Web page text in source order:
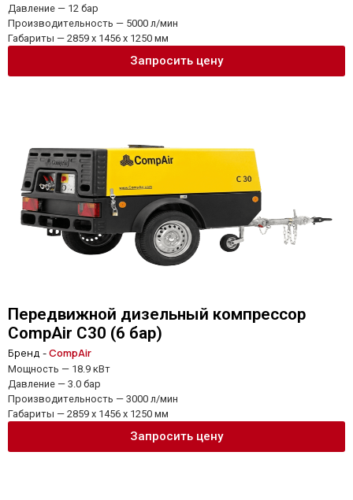
Давление — 12 бар
Производительность — 5000 л/мин
Габариты — 2859 x 1456 x 1250 мм
Запросить цену
Передвижной дизельный компрессор
CompAir C30 (6 бар)
Бренд -CompAir
Мощность — 18.9 кВт
Давление — 3.0 бар
Производительность — 3000 л/мин
Габариты — 2859 x 1456 x 1250 мм
Запросить цену